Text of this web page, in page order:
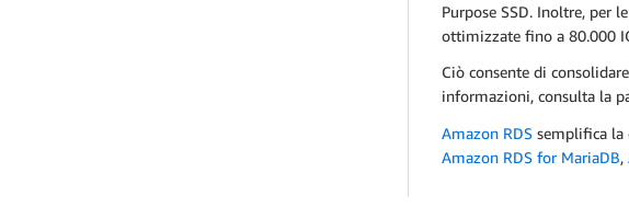
Purpose SSD. Inoltre, per
ottimizzate fino a 80.000
Ciò consente di
informazioni, consulta la
Amazon RDS semplifica la
Amazon RDS for MariaDB,